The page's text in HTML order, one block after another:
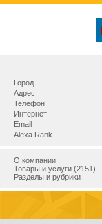
Город
Адрес
Телефон
Интернет
Email
Alexa Rank
О компании
Товары и услуги (2151)
Разделы и рубрики